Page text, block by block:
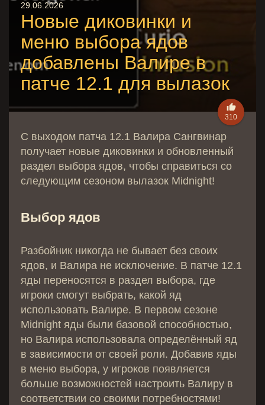
29.06.2026
Новые диковинки и
меню выбора ядов
добавлены Валире в
патче 12.1 для вылазок

310
С выходом патча 12.1 Валира Сангвинар
получает новые диковинки и обновленный
раздел выбора ядов, чтобы справиться со
следующим сезоном вылазок Midnight!
Выбор ядов
Разбойник никогда не бывает без своих
ядов, и Валира не исключение. В патче 12.1
яды переносятся в раздел выбора, где
игроки смогут выбрать, какой яд
использовать Валире. В первом сезоне
Midnight яды были базовой способностью,
но Валира использовала определённый яд
в зависимости от своей роли. Добавив яды
в меню выбора, у игроков появляется
больше возможностей настроить Валиру в
соответствии со своими потребностями!